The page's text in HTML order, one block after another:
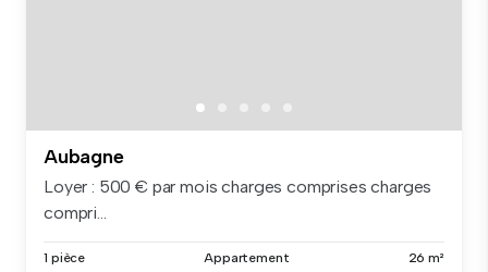
Aubagne
Loyer : 500 € par mois charges comprises charges
compri...
1 pièce Appartement 26 m²